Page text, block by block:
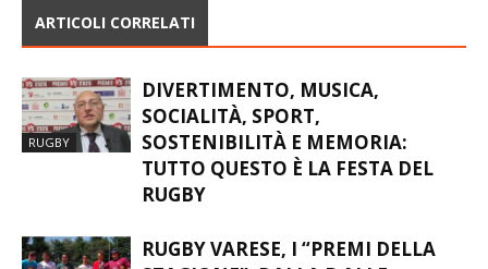
DIVERTIMENTO, MUSICA,
SOCIALITÀ, SPORT,
SOSTENIBILITÀ E MEMORIA:
TUTTO QUESTO È LA FESTA DEL